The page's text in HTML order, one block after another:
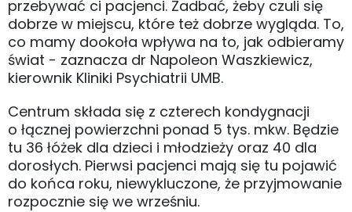
przebywać ci pacjenci. Zadbać, żeby czuli się
dobrze w miejscu, które też dobrze wygląda. To,
co mamy dookoła wpływa na to, jak odbieramy
świat - zaznacza dr Napoleon Waszkiewicz,
kierownik Kliniki Psychiatrii UMB.
Centrum składa się z czterech kondygnacji
o łącznej powierzchni ponad 5 tys. mkw. Będzie
tu 36 łóżek dla dzieci i młodzieży oraz 40 dla
dorosłych. Pierwsi pacjenci mają się tu pojawić
do końca roku, niewykluczone, że przyjmowanie
rozpocznie się we wrześniu.